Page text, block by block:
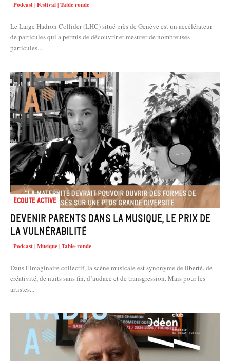
Podcast | Festival | Table ronde
Le Large Hadron Collider (LHC) situé près de Genève est un accélérateur
de particules qui a permis de découvrir et mesurer de nombreuses
particules....
Écoute active
Devenir parents dans la musique, le prix de
la vulnérabilité
Podcast | Musique | Table-ronde
Dans l’imaginaire collectif, la scène musicale est synonyme de liberté, de
créativité, de nuits sans fin, d’audace et de transgression. Mais pour les
artistes...